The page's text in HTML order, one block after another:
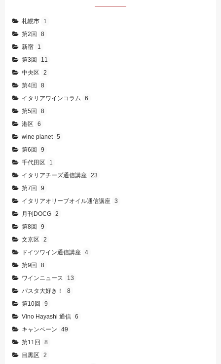
札幌市
1
第2回
8
新宿
1
第3回
11
中央区
2
第4回
8
イタリアワインコラム
6
第5回
8
港区
6
wine planet 5
第6回
9
千代田区
1
イタリアチーズ通信講座 23
第7回
9
イタリアオリーブオイル通信講座 3
月刊DOCG 2
第8回
9
文京区
2
ドイツワイン通信講座 4
第9回
8
ワインニュース
13
パスタ大好き！
8
第10回
9
Vino Hayashi 通信 6
キャンペーン
49
第11回
8
目黒区
2